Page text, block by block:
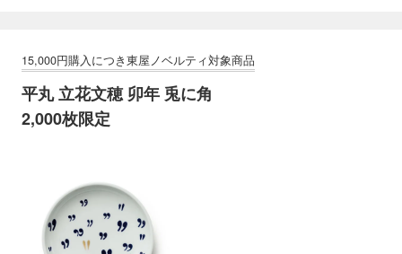
平丸 立花文穂 卯年 兎に角
2,000枚限定